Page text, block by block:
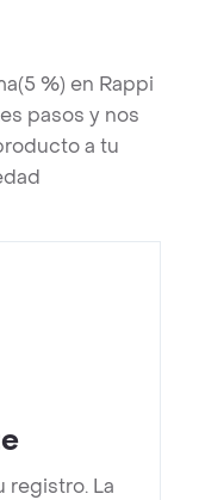
%) en Rappi
pasos y nos
a tu
registro. La